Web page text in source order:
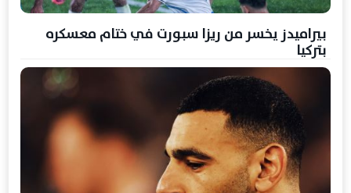
بيراميدز يخسر من ريزا سبورت في ختام معسكره
بتركيا